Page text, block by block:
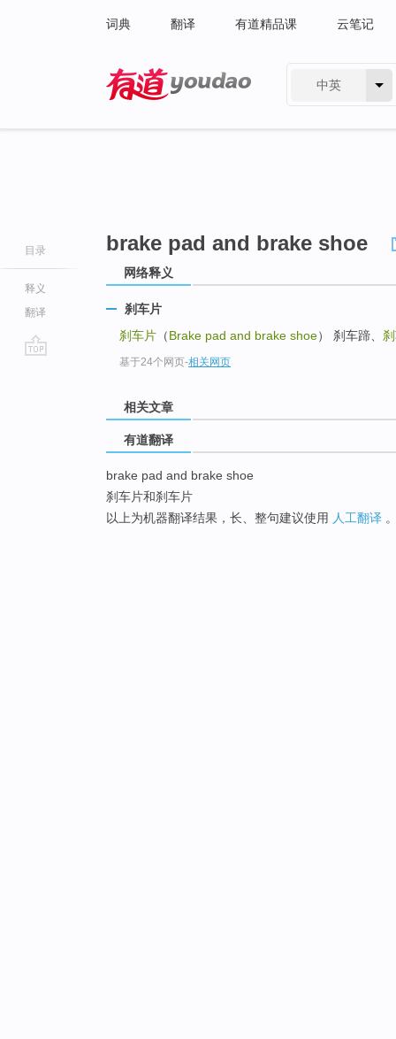
词典 翻译 有道精品课 云笔记
中英
目录
释义
翻译
brake pad and brake shoe
网络释义
刹车片
刹车片 （Brake pad and brake shoe） 刹车蹄、
基于24个网页-相关网页
相关文章
有道翻译
brake pad and brake shoe
刹车片和刹车片
以上为机器翻译结果，长、整句建议使用 人工翻译